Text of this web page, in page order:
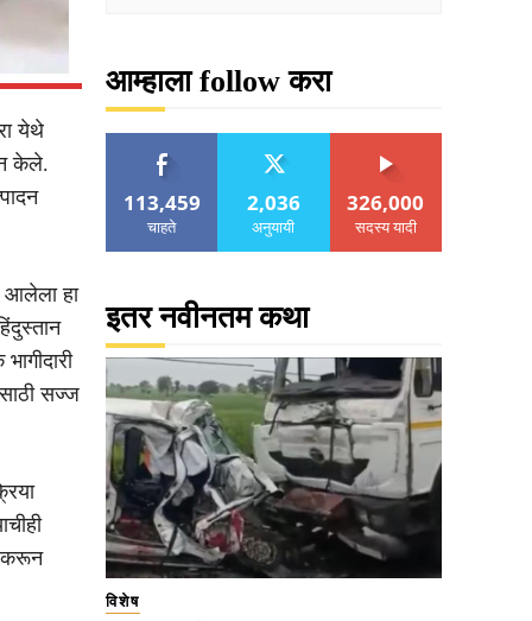
येथे
केले.
आलेला हा
सज्ज
करून
आम्हाला follow करा
113,459
चाहते
2,036
अनुयायी
326,000
सदस्य यादी
इतर नवीनतम कथा
विशेष